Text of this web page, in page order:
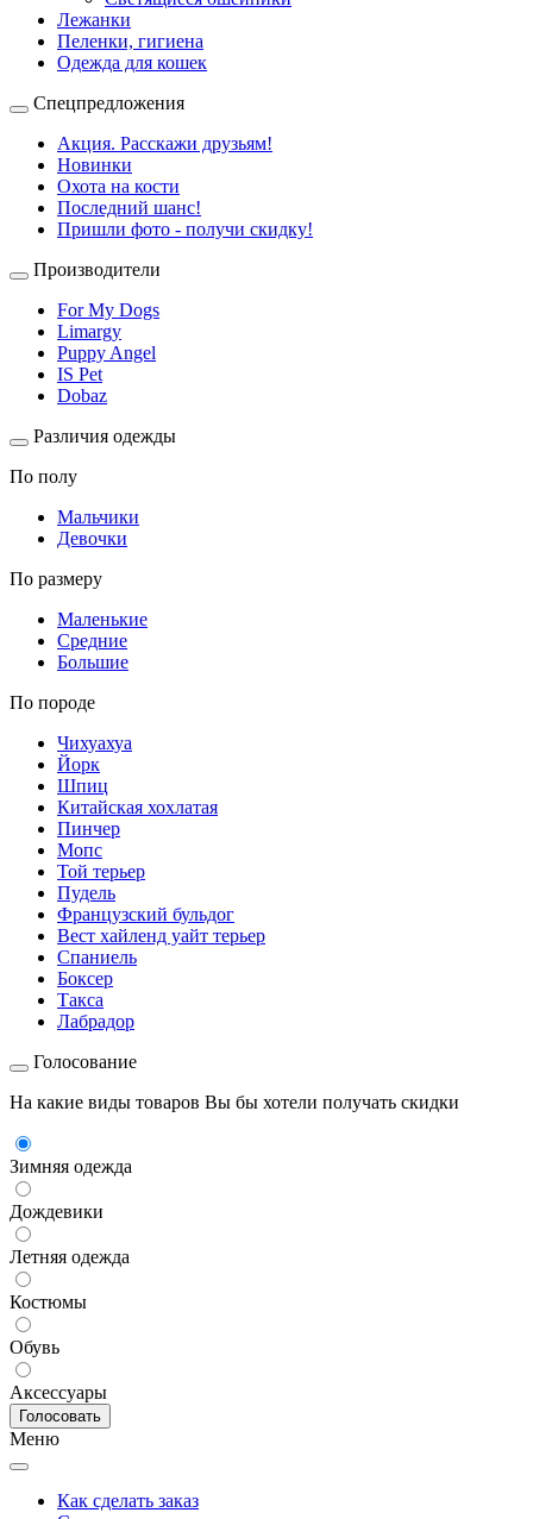
Лежанки
Пеленки, гигиена
Одежда для кошек
Спецпредложения
Акция. Расскажи друзьям!
Новинки
Охота на кости
Последний шанс!
Пришли фото - получи скидку!
Производители
For My Dogs
Limargy
Puppy Angel
IS Pet
Dobaz
Различия одежды
По полу
Мальчики
Девочки
По размеру
Маленькие
Средние
Большие
По породе
Чихуахуа
Йорк
Шпиц
Китайская хохлатая
Пинчер
Мопс
Той терьер
Пудель
Французский бульдог
Вест хайленд уайт терьер
Спаниель
Боксер
Такса
Лабрадор
Голосование
На какие виды товаров Вы бы хотели получать скидки
Зимняя одежда
Дождевики
Летняя одежда
Костюмы
Обувь
Аксессуары
Меню
Как сделать заказ